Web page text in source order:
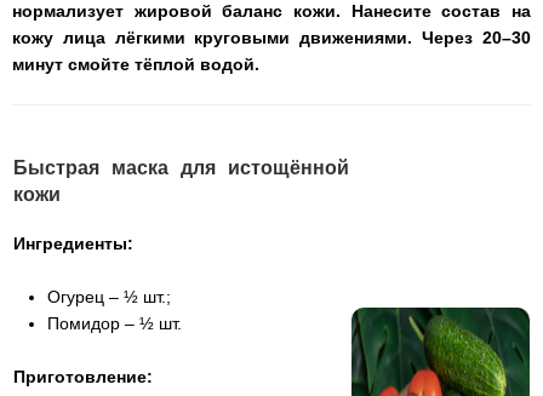
нормализует жировой баланс кожи. Нанесите состав на
кожу лица лёгкими круговыми движениями. Через 20–30
минут смойте тёплой водой.
Быстрая маска для истощённой
кожи
Ингредиенты:
Огурец – ½ шт.;
Помидор – ½ шт.
Приготовление: